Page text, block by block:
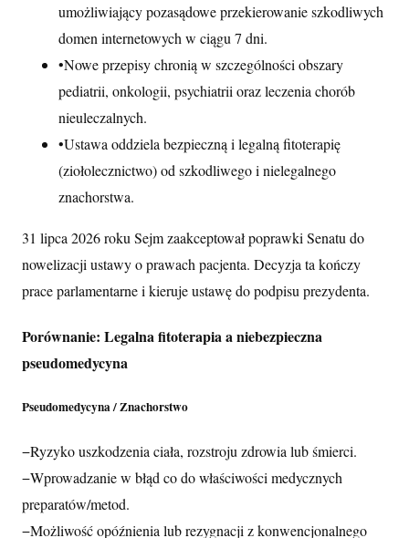
umożliwiający pozasądowe przekierowanie szkodliwych
domen internetowych w ciągu 7 dni.
•Nowe przepisy chronią w szczególności obszary
pediatrii, onkologii, psychiatrii oraz leczenia chorób
nieuleczalnych.
•Ustawa oddziela bezpieczną i legalną fitoterapię
(ziołolecznictwo) od szkodliwego i nielegalnego
znachorstwa.
31 lipca 2026 roku Sejm zaakceptował poprawki Senatu do
nowelizacji ustawy o prawach pacjenta. Decyzja ta kończy
prace parlamentarne i kieruje ustawę do podpisu prezydenta.
Porównanie: Legalna fitoterapia a niebezpieczna
pseudomedycyna
Pseudomedycyna / Znachorstwo
−Ryzyko uszkodzenia ciała, rozstroju zdrowia lub śmierci.
−Wprowadzanie w błąd co do właściwości medycznych
preparatów/metod.
−Możliwość opóźnienia lub rezygnacji z konwencjonalnego